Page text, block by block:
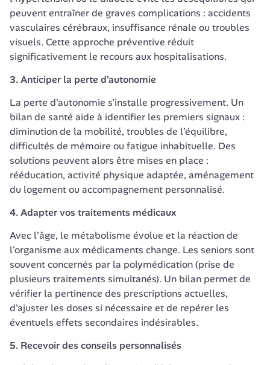
peuvent entraîner de graves complications : accidents
vasculaires cérébraux, insuffisance rénale ou troubles
visuels. Cette approche préventive réduit
significativement le recours aux hospitalisations.
3. Anticiper la perte d'autonomie
La perte d'autonomie s'installe progressivement. Un
bilan de santé aide à identifier les premiers signaux :
diminution de la mobilité, troubles de l'équilibre,
difficultés de mémoire ou fatigue inhabituelle. Des
solutions peuvent alors être mises en place :
rééducation, activité physique adaptée, aménagement
du logement ou accompagnement personnalisé.
4. Adapter vos traitements médicaux
Avec l'âge, le métabolisme évolue et la réaction de
l'organisme aux médicaments change. Les seniors sont
souvent concernés par la polymédication (prise de
plusieurs traitements simultanés). Un bilan permet de
vérifier la pertinence des prescriptions actuelles,
d'ajuster les doses si nécessaire et de repérer les
éventuels effets secondaires indésirables.
5. Recevoir des conseils personnalisés